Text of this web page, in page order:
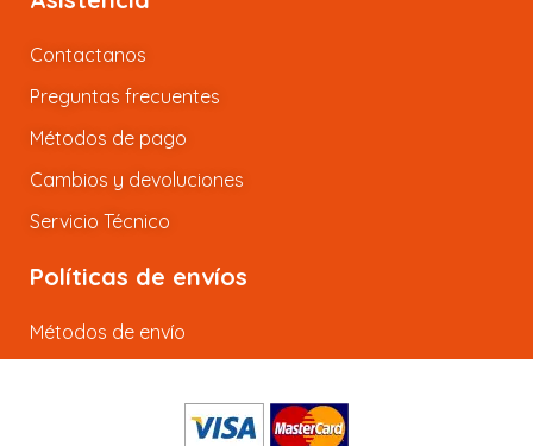
Contactanos
Preguntas frecuentes
Métodos de pago
Cambios y devoluciones
Servicio Técnico
Políticas de envíos
Métodos de envío